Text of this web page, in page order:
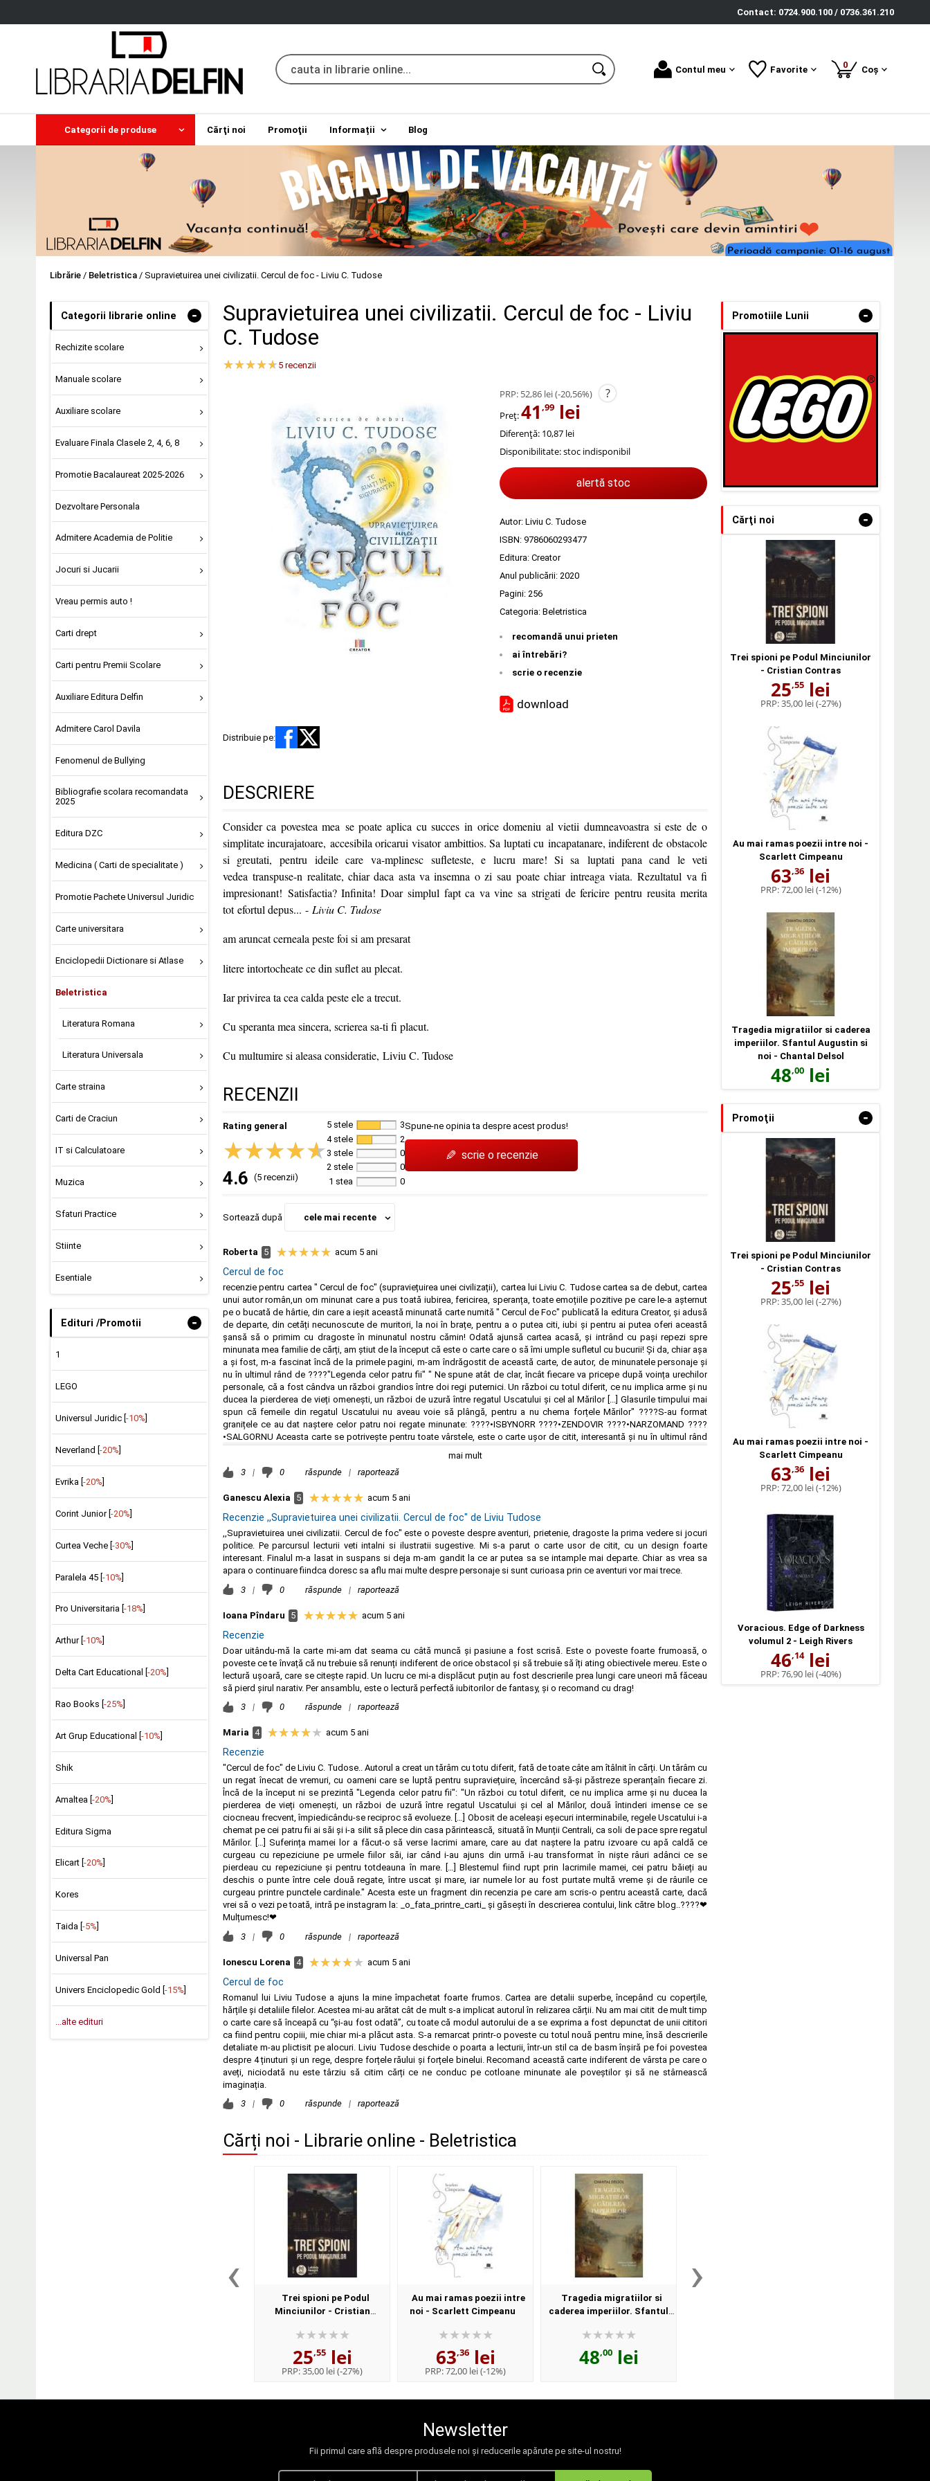
Contact: 0724.900.100 / 0736.361.210
Contul meu Favorite 0produse
Coș
Categorii de produse Cărţi noi Promoţii Informații Blog
Librărie / Beletristica / Supravietuirea unei civilizatii. Cercul de foc - Liviu C. Tudose
Categorii librarie online -
Rechizite scolare
Manuale scolare
Auxiliare scolare
Evaluare Finala Clasele 2, 4, 6, 8
Promotie Bacalaureat 2025-2026
Dezvoltare Personala
Admitere Academia de Politie
Jocuri si Jucarii
Vreau permis auto !
Carti drept
Carti pentru Premii Scolare
Auxiliare Editura Delfin
Admitere Carol Davila
Fenomenul de Bullying
Bibliografie scolara recomandata
2025
Editura DZC
Medicina ( Carti de specialitate )
Promotie Pachete Universul Juridic
Carte universitara
Enciclopedii Dictionare si Atlase
Beletristica
Literatura Romana
Literatura Universala
Carte straina
Carti de Craciun
IT si Calculatoare
Muzica
Sfaturi Practice
Stiinte
Esentiale
Edituri /Promotii -
1
LEGO
Universul Juridic [ -10%
Neverland [ -20%
Evrika [ -20%
Corint Junior [ -20%
Curtea Veche [-30%]
Paralela 45 [-10%]
Pro Universitaria [ -18%
Arthur [ -10%
Delta Cart Educational [ -20%
Rao Books [ -25%
Art Grup Educational [ -10%
Shik
Amaltea [-20%]
Editura Sigma
Elicart [ -20%
Kores
Taida [ -5%
Universal Pan
Univers Enciclopedic Gold [ -15%
...alte edituri
Supravietuirea unei civilizatii. Cercul de foc - Liviu
C. Tudose
5 recenzii
PRP: 52,86 lei(-20,56%) ?
Preț:41 ,99 lei
Diferență: 10,87 lei
Disponibilitate:stoc indisponibil
alertă stoc
Autor: Liviu C. Tudose
ISBN: 9786060293477
Editura: Creator
Anul publicării: 2020
Pagini: 256
Categoria: Beletristica
recomandă unui prieten
ai întrebări?
scrie o recenzie
download
Distribuie pe:
DESCRIERE
Consider ca povestea mea se poate aplica cu succes in orice domeniu al vietii dumneavoastra si este de o
simplitate incurajatoare, accesibila oricarui visator ambittios. Sa luptati cu incapatanare, indiferent de obstacole
si greutati, pentru ideile care va-mplinesc sufleteste, e lucru mare! Si sa luptati pana cand le veti
vedea transpuse-n realitate, chiar daca asta va insemna o zi sau poate chiar intreaga viata. Rezultatul va fi
impresionant! Satisfactia? Infinita! Doar simplul fapt ca va vine sa strigati de fericire pentru reusita merita
tot efortul depus... - Liviu C. Tudose
am aruncat cerneala peste foi si am presarat
litere intortocheate ce din suflet au plecat.
Iar privirea ta cea calda peste ele a trecut.
Cu speranta mea sincera, scrierea sa-ti fi placut.
Cu multumire si aleasa consideratie, Liviu C. Tudose
RECENZII
Rating general
4.6 (5 recenzii)
5 stele
3
4 stele
2
3 stele
0
2 stele
0
1 stea
0
Spune-ne opinia ta despre acest produs!
✎ scrie o recenzie
Sortează după cele mai recente
Roberta 5 acum 5 ani
Cercul de foc
recenzie pentru cartea " Cercul de foc" (supraviețuirea unei civilizații), cartea lui Liviu C. Tudose cartea sa de debut, cartea
unui autor român,un om minunat care a pus toată iubirea, fericirea, speranța, toate emoțiile pozitive pe care le-a așternut
pe o bucată de hârtie, din care a ieșit această minunată carte numită " Cercul de Foc" publicată la editura Creator, și adusă
de departe, din cetăți necunoscute de muritori, la noi în brațe, pentru a o putea citi, iubi și pentru ai putea oferi această
șansă să o primim cu dragoste în minunatul nostru cămin! Odată ajunsă cartea acasă, și intrând cu pași repezi spre
minunata mea familie de cărți, am știut de la început că este o carte care o să îmi umple sufletul cu bucurii! Și da, chiar așa
a și fost, m-a fascinat încă de la primele pagini, m-am îndrăgostit de această carte, de autor, de minunatele personaje și
nu în ultimul rând de ????"Legenda celor patru fii" " Ne spune atât de clar, încât fiecare va pricepe după voința urechilor
personale, că a fost cândva un război grandios între doi regi puternici. Un război cu totul diferit, ce nu implica arme și nu
ducea la pierderea de vieți omenești, un război de uzură între regatul Uscatului și cel al Mărilor [...] Glasurile timpului mai
spun că femeile din regatul Uscatului nu aveau voie să plângă, pentru a nu chema forțele Mărilor" ????S-au format
granițele ce au dat naștere celor patru noi regate minunate: ????•ISBYNORR ????•ZENDOVIR ????•NARZOMAND ????
•SALGORNU Aceasta carte se potrivește pentru toate vârstele, este o carte ușor de citit, interesantă și nu în ultimul rând
minunată! O recomand cu cel mai mare drag, nota mea finală este de 5/5⭐
mai mult
3
| 0 răspunde | raportează
Ganescu Alexia 5 acum 5 ani
Recenzie ,,Supravietuirea unei civilizatii. Cercul de foc" de Liviu Tudose
,,Supravietuirea unei civilizatii. Cercul de foc" este o poveste despre aventuri, prietenie, dragoste la prima vedere si jocuri
politice. Pe parcursul lecturii veti intalni si ilustratii sugestive. Mi s-a parut o carte usor de citit, cu un design foarte
interesant. Finalul m-a lasat in suspans si deja m-am gandit la ce ar putea sa se intample mai departe. Chiar as vrea sa
apara o continuare fiindca doresc sa aflu mai multe despre personaje si sunt curioasa prin ce aventuri vor mai trece.
3
| 0 răspunde | raportează
Ioana Pîndaru 5 acum 5 ani
Recenzie
Doar uitându-mă la carte mi-am dat seama cu câtă muncă și pasiune a fost scrisă. Este o poveste foarte frumoasă, o
poveste ce te învață că nu trebuie să renunți indiferent de orice obstacol și să trebuie să îți ating obiectivele mereu. Este o
lectură ușoară, care se citește rapid. Un lucru ce mi-a displăcut puțin au fost descrierile prea lungi care uneori mă făceau
să pierd șirul narativ. Per ansamblu, este o lectură perfectă iubitorilor de fantasy, și o recomand cu drag!
3
| 0 răspunde | raportează
Maria 4 acum 5 ani
Recenzie
"Cercul de foc" de Liviu C. Tudose.. Autorul a creat un tărâm cu totu diferit, fată de toate câte am îtâlnit în cărți. Un tărâm cu
un regat înecat de vremuri, cu oameni care se luptă pentru supraviețuire, încercând să-și păstreze speranțaîn fiecare zi.
Încă de la început ni se prezintă "Legenda celor patru fii": "Un război cu totul diferit, ce nu implica arme și nu ducea la
pierderea de vieți omenești, un război de uzură între regatul Uscatului și cel al Mărilor, două întinderi imense ce se
ciocneau frecvent, împiedicându-se reciproc să evolueze. […] Obosit de aceleași eșecuri interminabile, regele Uscatului i-a
chemat pe cei patru fii ai săi și i-a silit să plece din casa părintească, situată în Munții Centrali, ca soli de pace spre regatul
Mărilor. […] Suferința mamei lor a făcut-o să verse lacrimi amare, care au dat naștere la patru izvoare cu apă caldă ce
curgeau cu repeziciune pe urmele fiilor săi, iar când i-au ajuns din urmă i-au transformat în niște râuri adânci ce se
pierdeau cu repeziciune și pentru totdeauna în mare. […] Blestemul fiind rupt prin lacrimile mamei, cei patru băieți au
deschis o punte între cele două regate, între uscat și mare, iar numele lor au fost purtate multă vreme și de râurile ce
curgeau printre punctele cardinale." Acesta este un fragment din recenzia pe care am scris-o pentru această carte, dacă
vrei să o vezi pe toată, intră pe instagram la: _o_fata_printre_carti_ și găsești în descrierea contului, link către blog..????❤
Mulțumesc!❤
3
| 0 răspunde | raportează
Ionescu Lorena 4 acum 5 ani
Cercul de foc
Romanul lui Liviu Tudose a ajuns la mine împachetat foarte frumos. Cartea are detalii superbe, începând cu coperțile,
hărțile și detaliile filelor. Acestea mi-au arătat cât de mult s-a implicat autorul în relizarea cărții. Nu am mai citit de mult timp
o carte care să înceapă cu “și-au fost odată”, cu toate că modul autorului de a se exprima a fost depunctat de unii cititori
ca fiind pentru copiii, mie chiar mi-a plăcut asta. S-a remarcat printr-o poveste cu totul nouă pentru mine, însă descrierile
detaliate m-au plictisit pe alocuri. Liviu Tudose deschide o poarta a lecturii, într-un stil ca de basm înșiră pe foi povestea
despre 4 ținuturi și un rege, despre forțele răului și forțele binelui. Recomand această carte indiferent de vârsta pe care o
aveți, niciodată nu este târziu să citim cărți ce ne conduc pe cotloane minunate ale poveștilor și să ne stârnească
imaginația.
3
| 0 răspunde | raportează
Cărți noi - Librarie online - Beletristica
‹
Trei spioni pe Podul
Minciunilor - Cristian
25,55lei
PRP:35,00 lei(-27%)
Au mai ramas poezii intre
noi - Scarlett Cimpeanu
63,36lei
PRP:72,00 lei(-12%)
Tragedia migratiilor si
caderea imperiilor. Sfantul
Delsol
48,00lei
›
Promotiile Lunii -
Cărţi noi -
Trei spioni pe Podul Minciunilor
- Cristian Contras
25,55 lei
PRP:35,00 lei(-27%)
Au mai ramas poezii intre noi -
Scarlett Cimpeanu
63,36 lei
PRP:72,00 lei(-12%)
Tragedia migratiilor si caderea
imperiilor. Sfantul Augustin si
noi - Chantal Delsol
48,00 lei
Promoţii -
Trei spioni pe Podul Minciunilor
- Cristian Contras
25,55 lei
PRP:35,00 lei(-27%)
Au mai ramas poezii intre noi -
Scarlett Cimpeanu
63,36 lei
PRP:72,00 lei(-12%)
Voracious. Edge of Darkness
volumul 2 - Leigh Rivers
46,14lei
PRP:76,90 lei(-40%)
Newsletter
Fii primul care află despre produsele noi și reducerile apărute pe site-ul nostru!